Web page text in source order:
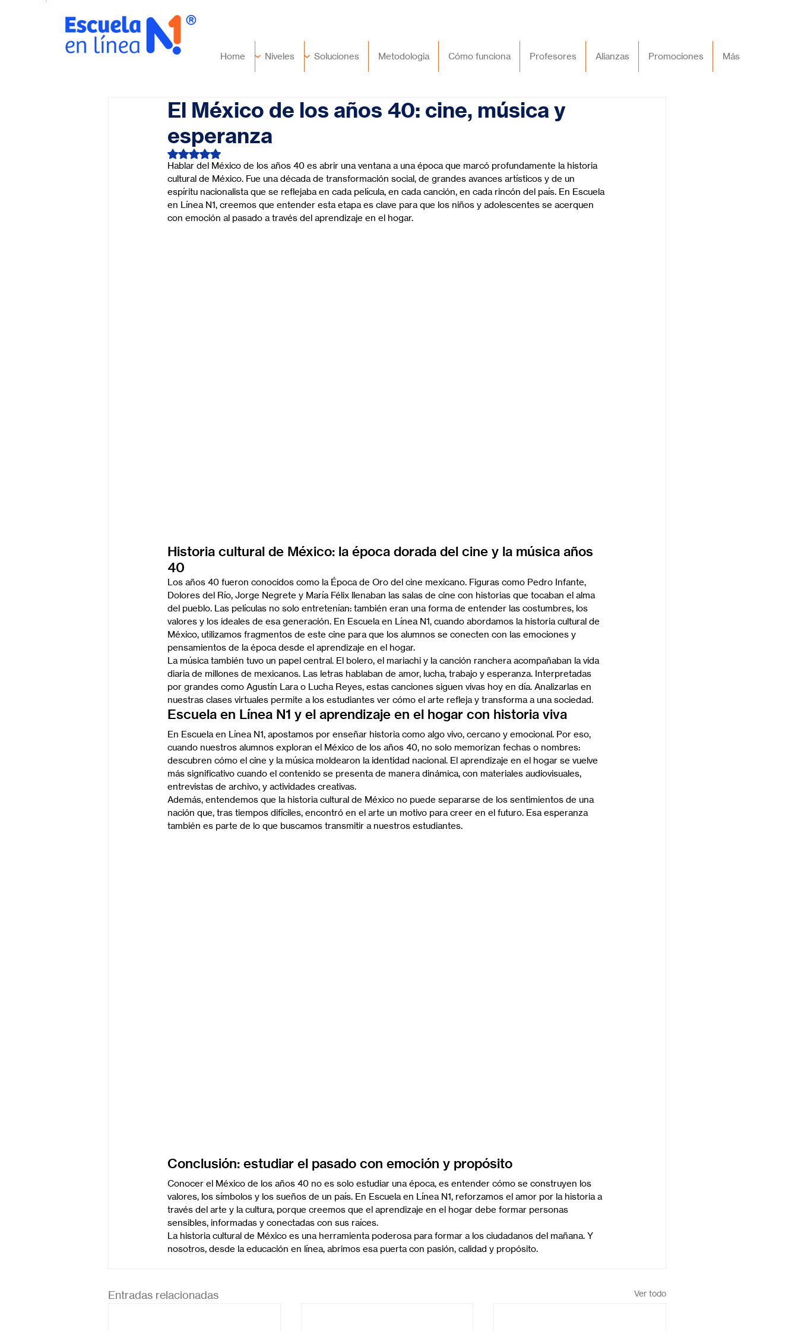
Home Niveles Soluciones Metodologia Cómo funciona Profesores Alianzas Promociones Más
El México de los años 40: cine, música y
esperanza
Obtuvo NaN de 5 estrellas.
Hablar del México de los años 40 es abrir una ventana a una época que marcó profundamente la historia
cultural de México. Fue una década de transformación social, de grandes avances artísticos y de un
espíritu nacionalista que se reflejaba en cada película, en cada canción, en cada rincón del país. En Escuela
en Línea N1, creemos que entender esta etapa es clave para que los niños y adolescentes se acerquen
con emoción al pasado a través del aprendizaje en el hogar.
Historia cultural de México: la época dorada del cine y la música años
40
Los años 40 fueron conocidos como la Época de Oro del cine mexicano. Figuras como Pedro Infante,
Dolores del Río, Jorge Negrete y María Félix llenaban las salas de cine con historias que tocaban el alma
del pueblo. Las películas no solo entretenían: también eran una forma de entender las costumbres, los
valores y los ideales de esa generación. En Escuela en Línea N1, cuando abordamos la historia cultural de
México, utilizamos fragmentos de este cine para que los alumnos se conecten con las emociones y
pensamientos de la época desde el aprendizaje en el hogar.
La música también tuvo un papel central. El bolero, el mariachi y la canción ranchera acompañaban la vida
diaria de millones de mexicanos. Las letras hablaban de amor, lucha, trabajo y esperanza. Interpretadas
por grandes como Agustín Lara o Lucha Reyes, estas canciones siguen vivas hoy en día. Analizarlas en
nuestras clases virtuales permite a los estudiantes ver cómo el arte refleja y transforma a una sociedad.
Escuela en Línea N1 y el aprendizaje en el hogar con historia viva
En Escuela en Línea N1, apostamos por enseñar historia como algo vivo, cercano y emocional. Por eso,
cuando nuestros alumnos exploran el México de los años 40, no solo memorizan fechas o nombres:
descubren cómo el cine y la música moldearon la identidad nacional. El aprendizaje en el hogar se vuelve
más significativo cuando el contenido se presenta de manera dinámica, con materiales audiovisuales,
entrevistas de archivo, y actividades creativas.
Además, entendemos que la historia cultural de México no puede separarse de los sentimientos de una
nación que, tras tiempos difíciles, encontró en el arte un motivo para creer en el futuro. Esa esperanza
también es parte de lo que buscamos transmitir a nuestros estudiantes.
Conclusión: estudiar el pasado con emoción y propósito
Conocer el México de los años 40 no es solo estudiar una época, es entender cómo se construyen los
valores, los símbolos y los sueños de un país. En Escuela en Línea N1, reforzamos el amor por la historia a
través del arte y la cultura, porque creemos que el aprendizaje en el hogar debe formar personas
sensibles, informadas y conectadas con sus raíces.
La historia cultural de México es una herramienta poderosa para formar a los ciudadanos del mañana. Y
nosotros, desde la educación en línea, abrimos esa puerta con pasión, calidad y propósito.
Entradas relacionadas Ver todo